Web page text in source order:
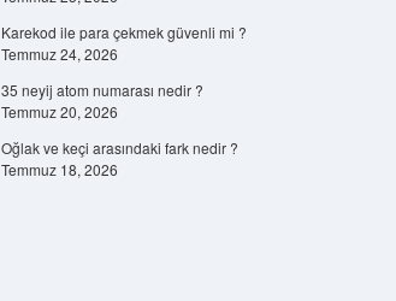
Karekod ile para çekmek güvenli mi ?
Temmuz 24, 2026
35 neyij atom numarası nedir ?
Temmuz 20, 2026
Oğlak ve keçi arasındaki fark nedir ?
Temmuz 18, 2026